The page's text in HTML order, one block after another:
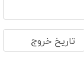
تاریخ خروج